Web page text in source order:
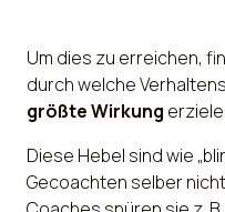
Um dies zu erreichen,
durch welche
größte Wirkung
Diese Hebel sind wie
Gecoachten selber